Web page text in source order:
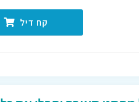
קח דיל